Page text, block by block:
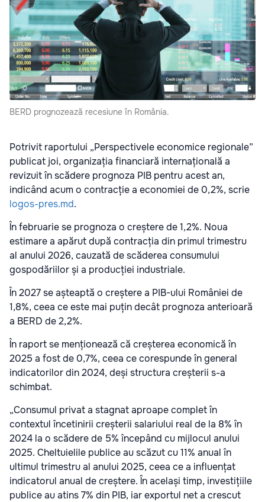
BERD prognozează recesiune în România.
Potrivit raportului „Perspectivele economice regionale”
publicat joi, organizația financiară internațională a
revizuit în scădere prognoza PIB pentru acest an,
indicând acum o contracție a economiei de 0,2%, scrie
logos-pres.md.
În februarie se prognoza o creștere de 1,2%. Noua
estimare a apărut după contracția din primul trimestru
al anului 2026, cauzată de scăderea consumului
gospodăriilor și a producției industriale.
În 2027 se așteaptă o creștere a PIB-ului României de
1,8%, ceea ce este mai puțin decât prognoza anterioară
a BERD de 2,2%.
În raport se menționează că creșterea economică în
2025 a fost de 0,7%, ceea ce corespunde în general
indicatorilor din 2024, deși structura creșterii s-a
schimbat.
„Consumul privat a stagnat aproape complet în
contextul încetinirii creșterii salariului real de la 8% în
2024 la o scădere de 5% începând cu mijlocul anului
2025. Cheltuielile publice au scăzut cu 11% anual în
ultimul trimestru al anului 2025, ceea ce a influențat
indicatorul anual de creștere. În același timp, investițiile
publice au atins 7% din PIB, iar exportul net a crescut